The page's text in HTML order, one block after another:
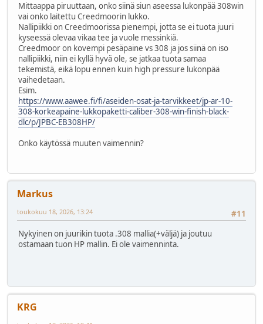
Mittaappa piruuttaan, onko siinä siun aseessa lukonpää 308win
vai onko laitettu Creedmoorin lukko.
Nallipiikki on Creedmoorissa pienempi, jotta se ei tuota juuri
kyseessä olevaa vikaa tee ja vuole messinkiä.
Creedmoor on kovempi pesäpaine vs 308 ja jos siinä on iso
nallipiikki, niin ei kyllä hyvä ole, se jatkaa tuota samaa
tekemistä, eikä lopu ennen kuin high pressure lukonpää
vaihedetaan.
Esim.
https://www.aawee.fi/fi/aseiden-osat-ja-tarvikkeet/jp-ar-10-
308-korkeapaine-lukkopaketti-caliber-308-win-finish-black-
dlc/p/JPBC-EB308HP/
Onko käytössä muuten vaimennin?
Markus
#11
toukokuu 18, 2026, 13:24
Nykyinen on juurikin tuota .308 mallia(+väljä) ja joutuu
ostamaan tuon HP mallin. Ei ole vaimenninta.
KRG